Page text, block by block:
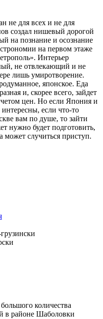
не для всех и не для
создал нишевый дорогой
на познание и осознание
на первом этаже
Интерьер
не отвлекающий и не
лишь умиротворение.
японское. Еда
и, скорее всего, зайдет
цен. Но если Япония и
если что-то
вам по душе, то зайти
нужно будет подготовить,
может случиться приступ.
количества
в районе Шаболовки